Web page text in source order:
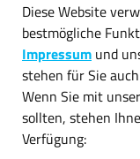
Newsletter
Service Hotline
Shop Service
Informationen
Diese Website
bestmögliche
Impressum und
stehen für Sie
Wenn Sie mit
sollten, stehen
Verfügung: